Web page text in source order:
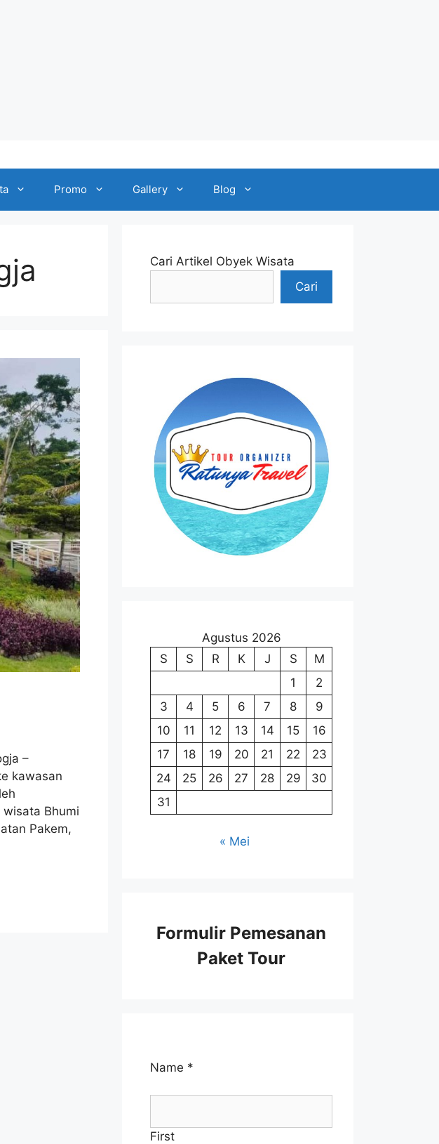
Promo Gallery Blog
–
kawasan
Bhumi
Pakem,
Cari Artikel Obyek Wisata
Cari
Agustus 2026
S
S R K J S
M
1
2
3
4 5 6 7 8
9
10
11 12 13 14 15
16
17
18 19 20 21 22
23
24
25 26 27 28 29
30
31
« Mei
Formulir Pemesanan
Paket Tour
Name *
First